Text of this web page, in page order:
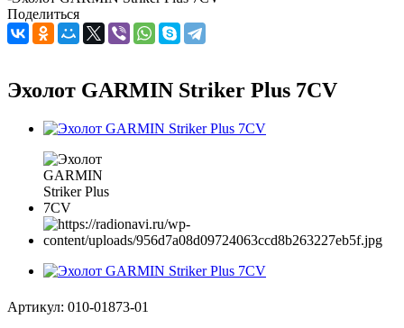
Поделиться
Эхолот GARMIN Striker Plus 7CV
Артикул: 010-01873-01